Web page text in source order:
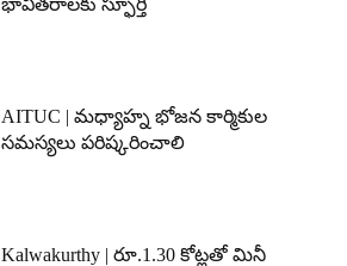
భావితరాలకు స్ఫూర్తి
AITUC | మధ్యాహ్న భోజన కార్మికుల
సమస్యలు పరిష్కరించాలి
Kalwakurthy | రూ.1.30 కోట్లతో మినీ